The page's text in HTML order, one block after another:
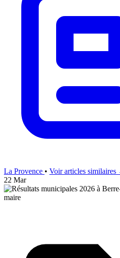
La Provence • Voir articles similaires
22 Mar